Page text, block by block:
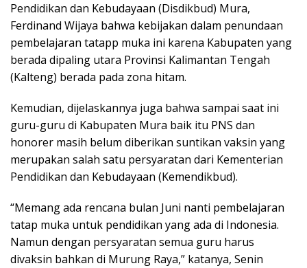
Pendidikan dan Kebudayaan (Disdikbud) Mura,
Ferdinand Wijaya bahwa kebijakan dalam penundaan
pembelajaran tatapp muka ini karena Kabupaten yang
berada dipaling utara Provinsi Kalimantan Tengah
(Kalteng) berada pada zona hitam.
Kemudian, dijelaskannya juga bahwa sampai saat ini
guru-guru di Kabupaten Mura baik itu PNS dan
honorer masih belum diberikan suntikan vaksin yang
merupakan salah satu persyaratan dari Kementerian
Pendidikan dan Kebudayaan (Kemendikbud).
“Memang ada rencana bulan Juni nanti pembelajaran
tatap muka untuk pendidikan yang ada di Indonesia.
Namun dengan persyaratan semua guru harus
divaksin bahkan di Murung Raya,” katanya, Senin